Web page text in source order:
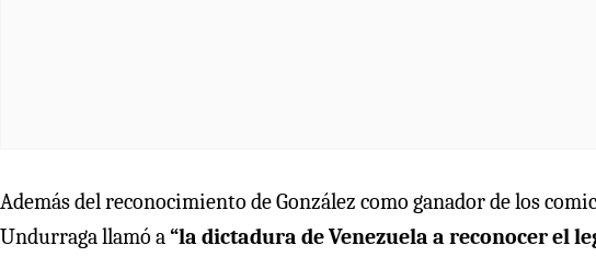
Además del reconocimiento de González como ganador de los
Undurraga llamó a“la dictadura de Venezuela a reconocer el